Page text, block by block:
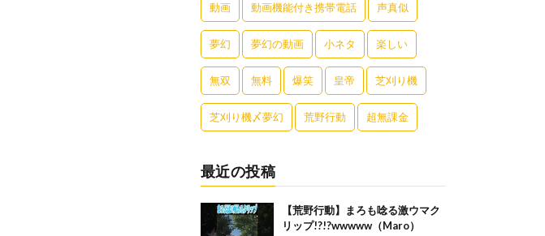
動画 動画機能付き携帯電話 声真似
夢幻 夢幻の動画 小ネタ 楽しい
無双 無料 爆笑 皇帝 芝刈り機
芝刈り機〆夢幻 荒野行動 超無課金
最近の投稿
【荒野行動】まろも唸る激ウマク
リップ!?!?wwwww（Maro）